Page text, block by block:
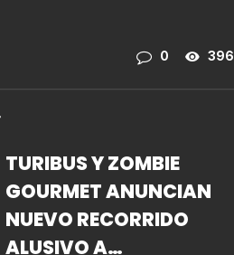
0 396
TURIBUS Y ZOMBIE
GOURMET ANUNCIAN
NUEVO RECORRIDO
ALUSIVO A